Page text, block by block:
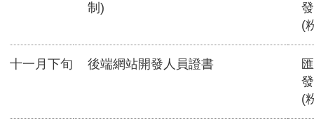
制)
(
十一月下旬 後端網站開發人員證書
(